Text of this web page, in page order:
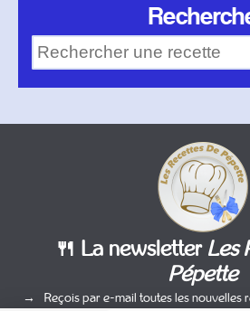
🍴 La newsletter Les
Pépette
Reçois par e-mail toutes les nouvelles